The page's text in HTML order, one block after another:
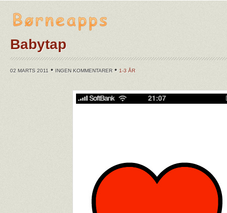
Babytap
02 MARTS 2011 • INGEN KOMMENTARER • 1-3 ÅR